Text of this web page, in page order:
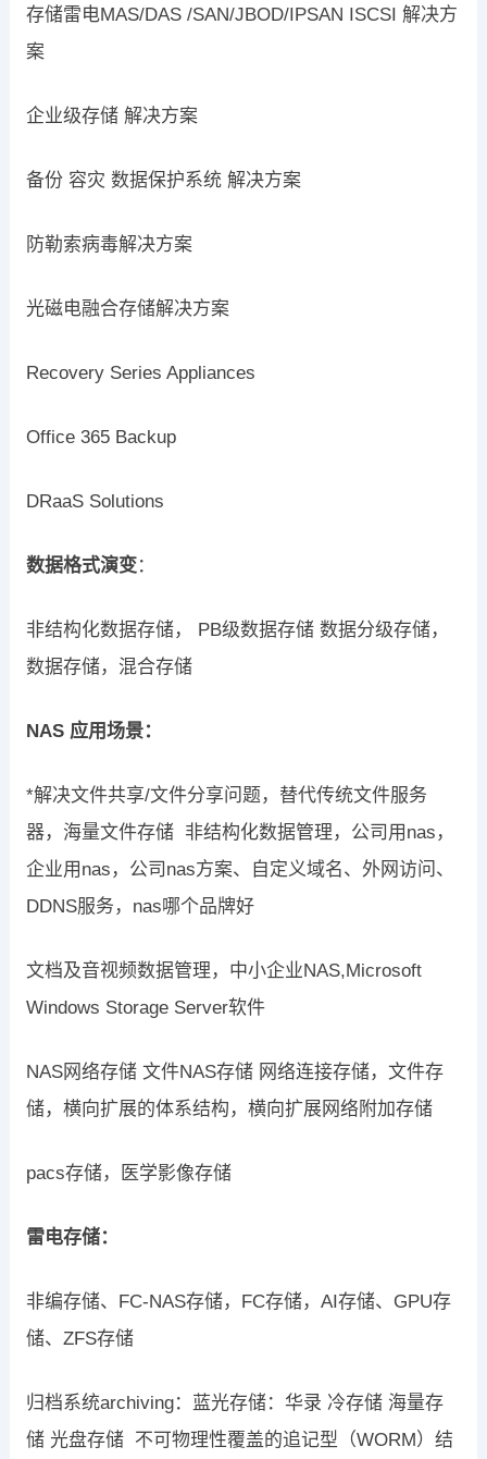
存储雷电MAS/DAS /SAN/JBOD/IPSAN ISCSI 解决方
案
企业级存储 解决方案
备份 容灾 数据保护系统 解决方案
防勒索病毒解决方案
光磁电融合存储解决方案
Recovery Series Appliances
Office 365 Backup
DRaaS Solutions
数据格式演变：
非结构化数据存储， PB级数据存储 数据分级存储，
数据存储，混合存储
NAS 应用场景：
*解决文件共享/文件分享问题，替代传统文件服务
器，海量文件存储 非结构化数据管理，公司用nas，
企业用nas，公司nas方案、自定义域名、外网访问、
DDNS服务，nas哪个品牌好
文档及音视频数据管理，中小企业NAS,Microsoft
Windows Storage Server软件
NAS网络存储 文件NAS存储 网络连接存储，文件存
储，横向扩展的体系结构，横向扩展网络附加存储
pacs存储，医学影像存储
雷电存储：
非编存储、FC-NAS存储，FC存储，AI存储、GPU存
储、ZFS存储
归档系统archiving：蓝光存储：华录 冷存储 海量存
储 光盘存储 不可物理性覆盖的追记型（WORM）结